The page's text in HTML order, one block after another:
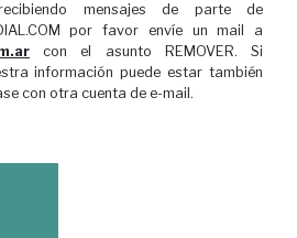
mensajes de parte de
por favor envíe un mail a
con el asunto REMOVER. Si
información puede estar también
con otra cuenta de e-mail.